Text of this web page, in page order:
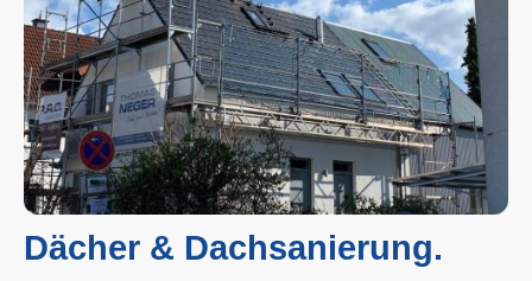
Dächer & Dachsanierung.